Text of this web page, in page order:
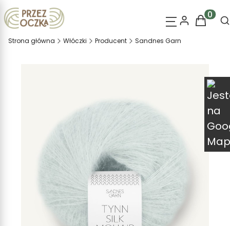
Strona główna Włóczki Producent Sandnes Garn